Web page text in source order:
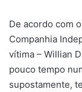
De acordo com
Companhia
vítima – Willian
pouco tempo
supostamente,